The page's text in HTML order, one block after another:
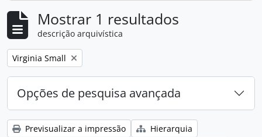
Mostrar 1 resultados
descrição arquivística
Remove filter:
Virginia Small
Opções de pesquisa avançada
Previsualizar a impressão
Hierarquia